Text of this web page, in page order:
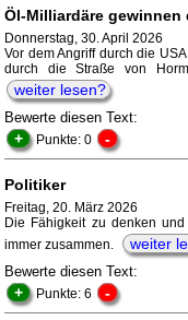
Öl-Milliardäre gewinnen
Donnerstag, 30. April 2026
Vor dem Angriff durch die
durch die Straße von
weiter lesen?
Bewerte diesen Text:
+ Punkte: 0 -
Politiker
Freitag, 20. März 2026
Die Fähigkeit zu denken
immer zusammen.
weiter
Bewerte diesen Text:
+ Punkte: 6 -